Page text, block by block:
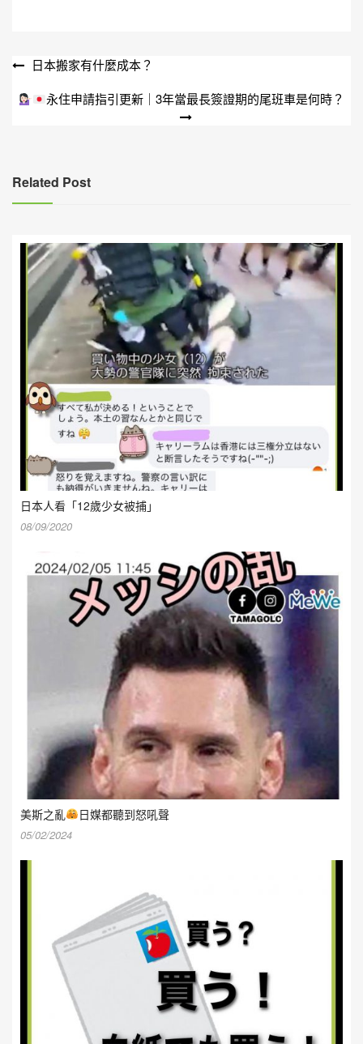
文
章
日本搬家有什麼成本？
永住申請指引更新｜3年當最長簽證期的尾班車是何時？
Related Post
日本人看「12歲少女被捕」
08/09/2020
美斯之亂 日媒都聽到怒吼聲
05/02/2024